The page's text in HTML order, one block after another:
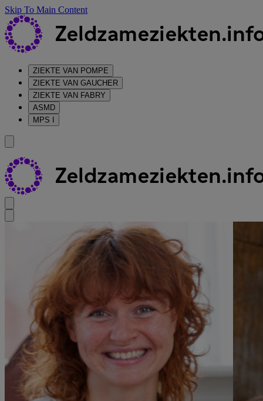
Skip To Main Content
ZIEKTE VAN POMPE
ZIEKTE VAN GAUCHER
ZIEKTE VAN FABRY
ASMD
MPS I